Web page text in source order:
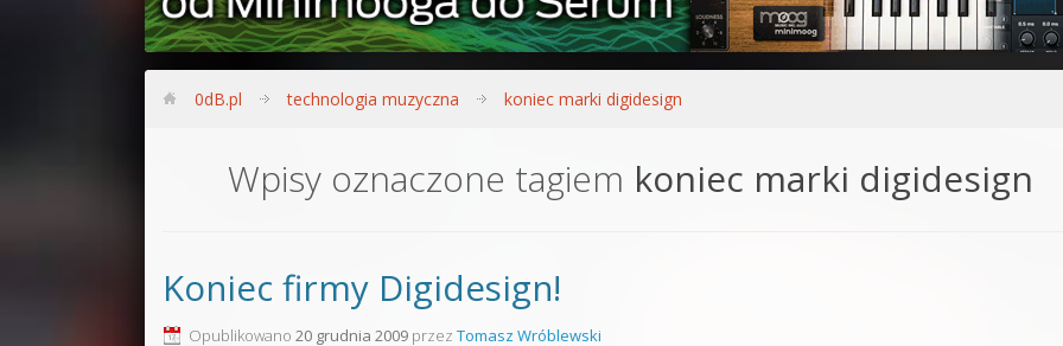
Bitwig Studio od podstaw
Sound Forge od podstaw
Kontakt 5 Kompendium
Pakiety
0dB.pl technologia muzyczna koniec marki digidesign
Wpisy oznaczone tagiem koniec marki digidesign
Koniec firmy Digidesign!
Opublikowano 20 grudnia 2009 przez Tomasz Wróblewski